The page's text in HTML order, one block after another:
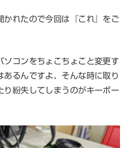
かれたので今回は『これ』をご
ソコンをちょこちょこと変更す
あるんですよ、そんな時に取り
り紛失してしまうのがキーボー